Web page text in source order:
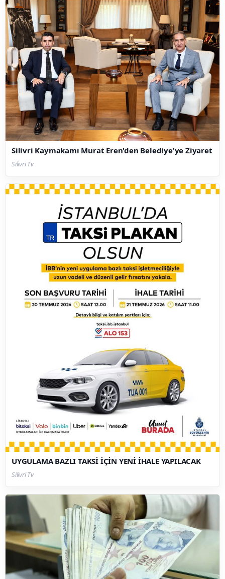
Silivri Kaymakamı Murat Eren'den Belediye'ye Ziyaret
Silivri Tv
UYGULAMA BAZLI TAKSİ İÇİN YENİ İHALE YAPILACAK
Silivri Tv